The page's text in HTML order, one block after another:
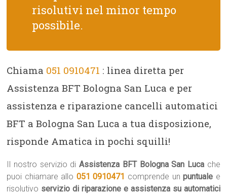
risolutivi nel minor tempo
possibile.
Chiama 051 0910471 : linea diretta per
Assistenza BFT Bologna San Luca e per
assistenza e riparazione cancelli automatici
BFT a Bologna San Luca a tua disposizione,
risponde Amatica in pochi squilli!
Il nostro servizio diAssistenza BFT Bologna San Luca che
puoi chiamare allo 051 0910471 comprende unpuntuale e
risolutivo servizio di riparazione e assistenza su automatici